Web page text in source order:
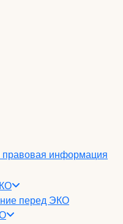
правовая информация
перед ЭКО